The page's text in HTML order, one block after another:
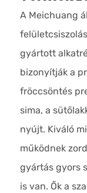
A Meichuang
gyártott
bizonyítják a
fröccsöntés
sima, a
nyújt. Kiváló
működnek
gyártás gyors
is van. Ők a